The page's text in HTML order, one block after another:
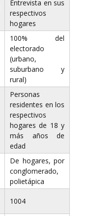
Entrevista en sus
respectivos
hogares
100% del
electorado
(urbano,
suburbano y
rural)
Personas
residentes en los
respectivos
hogares de 18 y
más años de
edad
De hogares, por
conglomerado,
polietápica
1004